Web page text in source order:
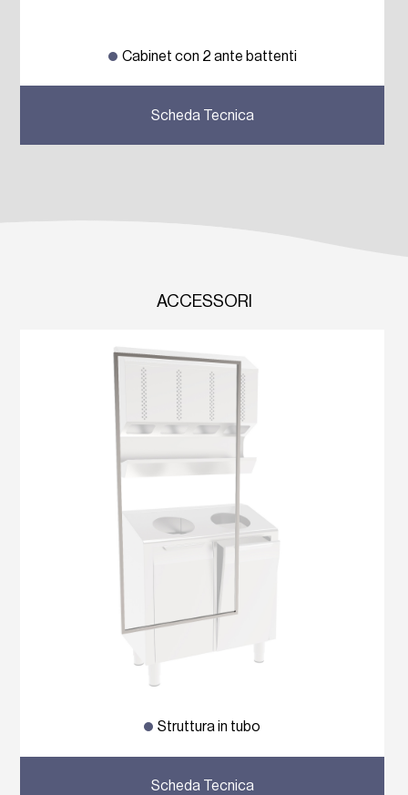
Cabinet con 2 ante battenti
Scheda Tecnica
ACCESSORI
Struttura in tubo
Scheda Tecnica